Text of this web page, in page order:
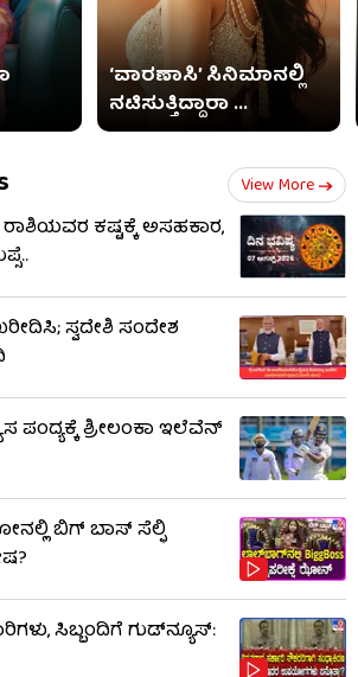
‘ವಾರಣಾಸಿ’ ಸಿನಿಮಾನಲ್ಲಿ
ನಟಿಸುತ್ತಿದ್ದಾರಾ ...
View More
ಕಷ್ಟಕ್ಕೆ ಅಸಹಕಾರ,
ಸ್ವದೇಶಿ ಸಂದೇಶ
ಪಂದ್ಯಕ್ಕೆ ಶ್ರೀಲಂಕಾ ಇಲೆವೆನ್
ಬಿಗ್ ಬಾಸ್ ಸೆಲ್ಫಿ
ಸಿಬ್ಬಂದಿಗೆ ಗುಡ್​ನ್ಯೂಸ್: